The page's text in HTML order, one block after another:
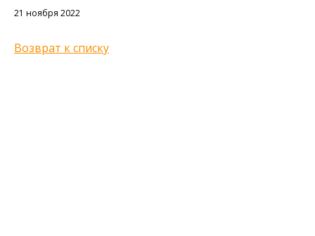
21 ноября 2022
Возврат к списку